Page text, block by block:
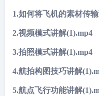
1.如何将飞机的素材传
2.视频模式讲解(1).mp4
3.拍照模式讲解(1).mp4
4.航拍构图技巧讲解
5.航点飞行功能讲解